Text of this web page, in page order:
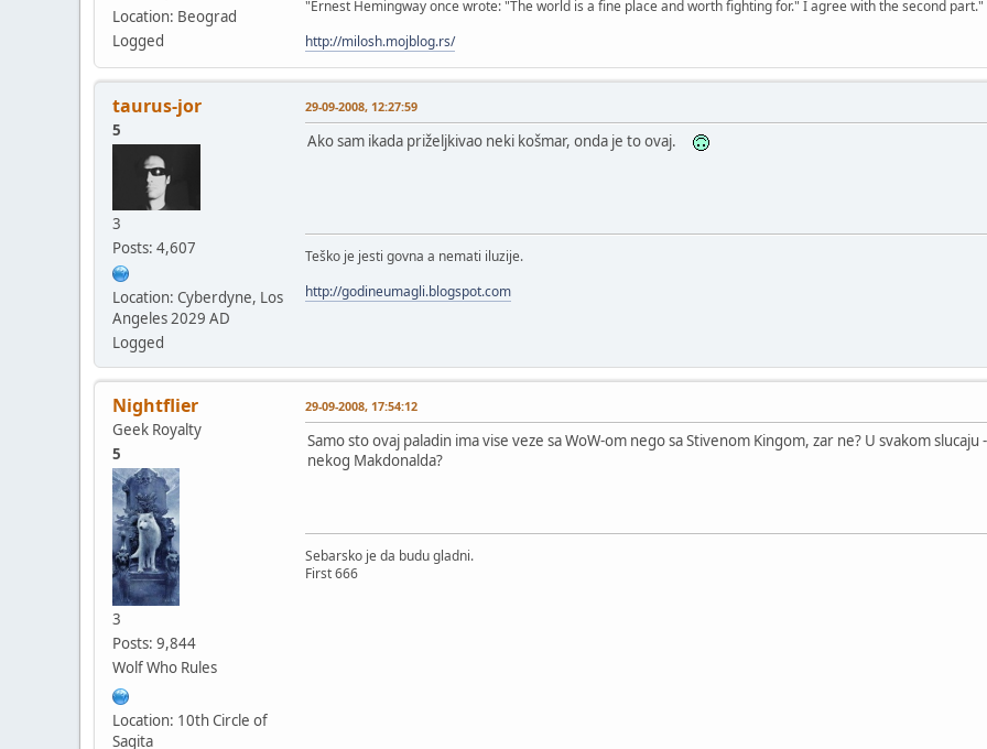
Location: Beograd
Logged
"Ernest Hemingway once wrote: "The world is a fine place and worth fighting for." I agree with the second part."
http://milosh.mojblog.rs/
taurus-jor
5
3
Posts: 4,607
Location: Cyberdyne, Los
Angeles 2029 AD
Logged
29-09-2008, 12:27:59
Ako sam ikada priželjkivao neki košmar, onda je to ovaj.
Teško je jesti govna a nemati iluzije.
http://godineumagli.blogspot.com
Nightflier
Geek Royalty
5
3
Posts: 9,844
Wolf Who Rules
Location: 10th Circle of
Sagita
29-09-2008, 17:54:12
Samo sto ovaj paladin ima vise veze sa WoW-om nego sa Stivenom Kingom, zar ne? U svakom
nekog Makdonalda?
Sebarsko je da budu gladni.
First 666